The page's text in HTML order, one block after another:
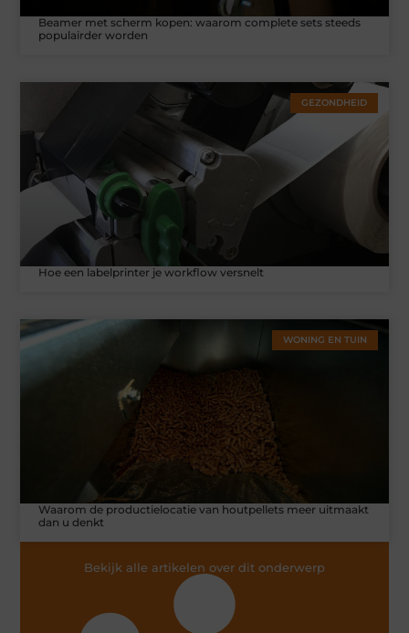
Beamer met scherm kopen: waarom complete sets steeds
populairder worden
GEZONDHEID
Hoe een labelprinter je workflow versnelt
WONING EN TUIN
Waarom de productielocatie van houtpellets meer uitmaakt
dan u denkt
Bekijk alle artikelen over dit onderwerp